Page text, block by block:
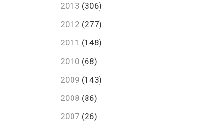
2013 (306)
2012 (277)
2011 (148)
2010 (68)
2009 (143)
2008 (86)
2007 (26)